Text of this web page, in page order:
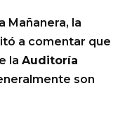
Mañanera, la
a comentar que
la Auditoría
son